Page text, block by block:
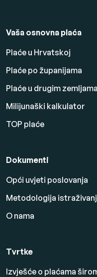
Vaša osnovna plaća
Plaće u Hrvatskoj
Plaće po županijama
Plaće u drugim zemljama
Milijunaški kalkulator
TOP plaće
Dokumenti
Opći uvjeti poslovanja
Metodologija
O nama
Tvrtke
Izvješće o plaćama